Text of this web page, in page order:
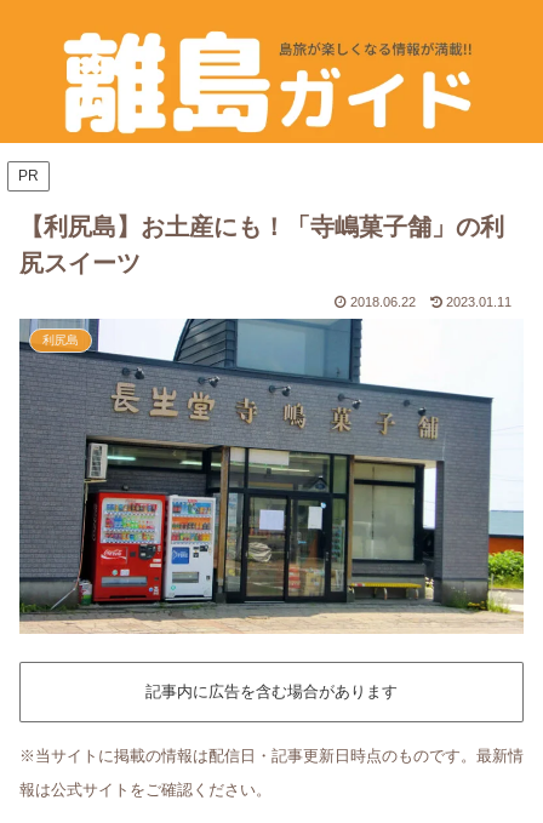
PR
【利尻島】お土産にも！「寺嶋菓子舗」の利
尻スイーツ
2018.06.22 2023.01.11
利尻島
記事内に広告を含む場合があります
※当サイトに掲載の情報は配信日・記事更新日時点のものです。最新情
報は公式サイトをご確認ください。